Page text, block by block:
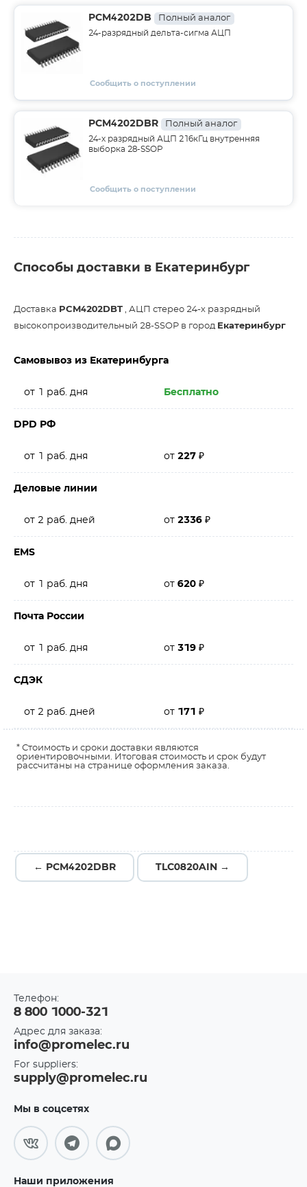
PCM4202DB Полный аналог
24-разрядный дельта-сигма АЦП
Сообщить о поступлении
PCM4202DBR Полный аналог
24-х разрядный АЦП 216кГц внутренняя
выборка 28-SSOP
Сообщить о поступлении
Способы доставки в Екатеринбург
Доставка PCM4202DBT , АЦП стерео 24-х разрядный
высокопроизводительный 28-SSOP в город Екатеринбург
Самовывоз из Екатеринбурга
от 1 раб. дня Бесплатно
DPD РФ
от 1 раб. дня от 227 ₽
Деловые линии
от 2 раб. дней от 2336 ₽
EMS
от 1 раб. дня от 620 ₽
Почта России
от 1 раб. дня от 319 ₽
СДЭК
от 2 раб. дней от 171 ₽
* Стоимость и сроки доставки являются
ориентировочными. Итоговая стоимость и срок будут
рассчитаны на странице оформления заказа.
← PCM4202DBR TLC0820AIN →
Телефон:
8 800 1000-321
Адрес для заказа:
info@promelec.ru
For suppliers:
supply@promelec.ru
Мы в соцсетях
Наши приложения